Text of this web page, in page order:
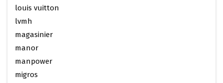
louis vuitton
lvmh
magasinier
manor
manpower
migros